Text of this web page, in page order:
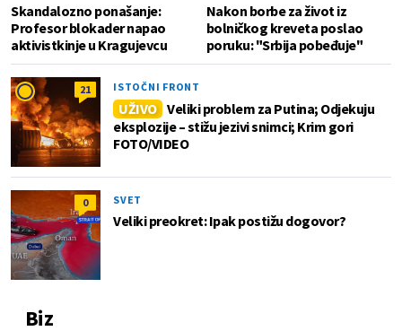
Skandalozno ponašanje:
Profesor blokader napao
aktivistkinje u Kragujevcu
Nakon borbe za život iz
bolničkog kreveta poslao
poruku: "Srbija pobeđuje"
21 ISTOČNI FRONT
UŽIVO Veliki problem za Putina; Odjekuju
eksplozije – stižu jezivi snimci; Krim gori
FOTO/VIDEO
0 SVET
Veliki preokret: Ipak postižu dogovor?
Biz